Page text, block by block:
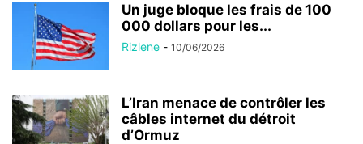
Un juge bloque les frais de 100
000 dollars pour les...
Rizlene - 10/06/2026
L’Iran menace de contrôler les
câbles internet du détroit
d’Ormuz